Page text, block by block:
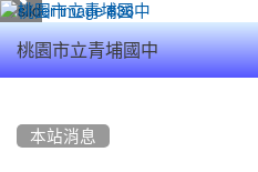
桃園市立青埔國中
本站消息